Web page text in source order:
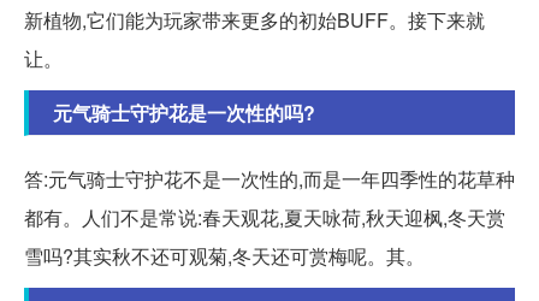
新植物,它们能为玩家带来更多的初始BUFF。接下来就
让。
元气骑士守护花是一次性的吗?
答:元气骑士守护花不是一次性的,而是一年四季性的花草种
都有。人们不是常说:春天观花,夏天咏荷,秋天迎枫,冬天赏
雪吗?其实秋不还可观菊,冬天还可赏梅呢。其。